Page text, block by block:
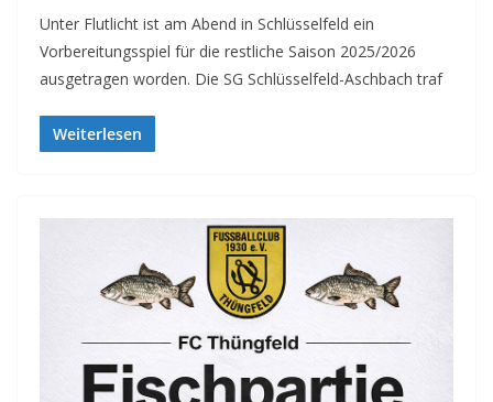
Unter Flutlicht ist am Abend in Schlüsselfeld ein
Vorbereitungsspiel für die restliche Saison 2025/2026
ausgetragen worden. Die SG Schlüsselfeld-Aschbach traf
Weiterlesen